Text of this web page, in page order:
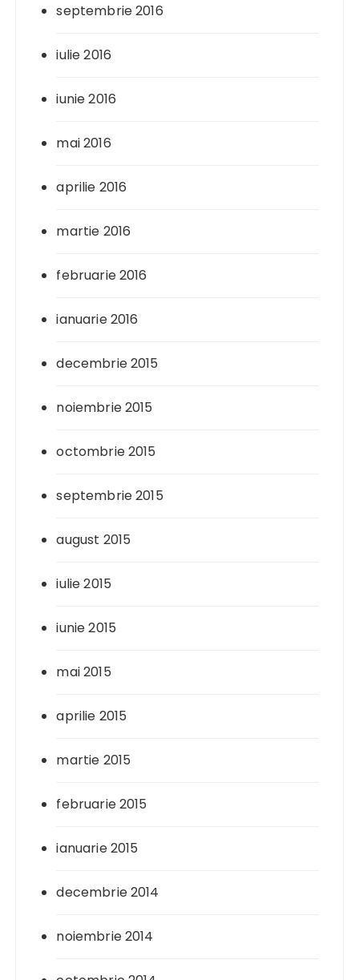
septembrie 2016
iulie 2016
iunie 2016
mai 2016
aprilie 2016
martie 2016
februarie 2016
ianuarie 2016
decembrie 2015
noiembrie 2015
octombrie 2015
septembrie 2015
august 2015
iulie 2015
iunie 2015
mai 2015
aprilie 2015
martie 2015
februarie 2015
ianuarie 2015
decembrie 2014
noiembrie 2014